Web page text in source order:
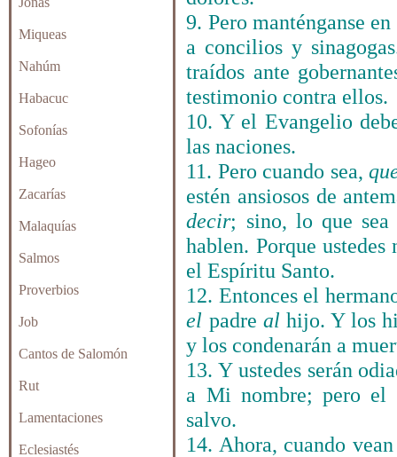
Miqueas
Nahúm
Habacuc
Sofonías
Hageo
Zacarías
Malaquías
Salmos
Proverbios
Job
Cantos de Salomón
Rut
Lamentaciones
Eclesiastés
9. Pero manténganse
a concilios y
traídos ante
testimonio contra ellos.
10. Y el Evangelio
las naciones.
11. Pero cuando sea,
estén ansiosos de
decir; sino, lo que sea
hablen. Porque
el Espíritu Santo.
12. Entonces el
el padre al hijo. Y los
y los condenarán a
13. Y ustedes serán
a Mi nombre; pero el
salvo.
14. Ahora, cuando